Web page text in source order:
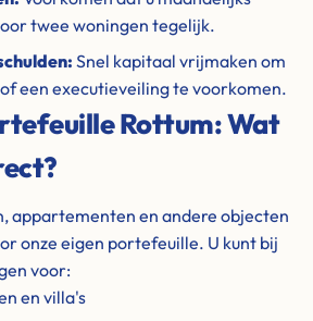
twee woningen tegelijk.
Snel kapitaal vrijmaken om
een executieveiling te voorkomen.
Rottum: Wat
appartementen en andere objecten
onze eigen portefeuille. U kunt bij
voor:
en villa's